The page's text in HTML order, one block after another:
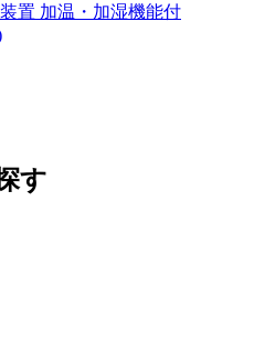
置 加温・加湿機能付
す